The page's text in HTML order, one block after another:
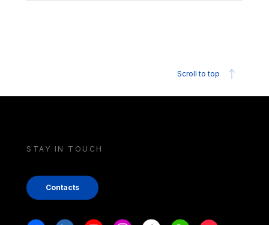
Scroll to top
STAY IN TOUCH
Contacts